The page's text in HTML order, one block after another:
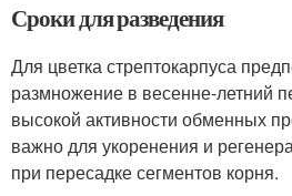
Сроки для разведения
Для цветка стрептокарпуса
размножение в весенне-летний
высокой активности обменных
важно для укоренения и
при пересадке сегментов корня.